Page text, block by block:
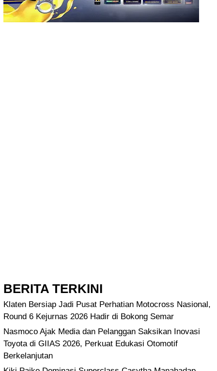
BERITA TERKINI
Klaten Bersiap Jadi Pusat Perhatian Motocross Nasional,
Round 6 Kejurnas 2026 Hadir di Bokong Semar
Nasmoco Ajak Media dan Pelanggan Saksikan Inovasi
Toyota di GIIAS 2026, Perkuat Edukasi Otomotif
Berkelanjutan